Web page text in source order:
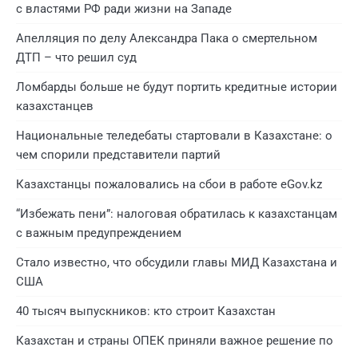
с властями РФ ради жизни на Западе
Апелляция по делу Александра Пака о смертельном
ДТП – что решил суд
Ломбарды больше не будут портить кредитные истории
казахстанцев
Национальные теледебаты стартовали в Казахстане: о
чем спорили представители партий
Казахстанцы пожаловались на сбои в работе eGov.kz
“Избежать пени”: налоговая обратилась к казахстанцам
с важным предупреждением
Стало известно, что обсудили главы МИД Казахстана и
США
40 тысяч выпускников: кто строит Казахстан
Казахстан и страны ОПЕК приняли важное решение по